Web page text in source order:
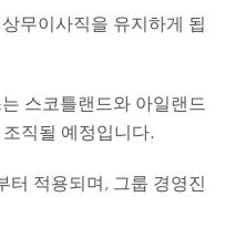
무이사직을 유지하게 됩
스코틀랜드와 아일랜드
직될 예정입니다.
터 적용되며, 그룹 경영진